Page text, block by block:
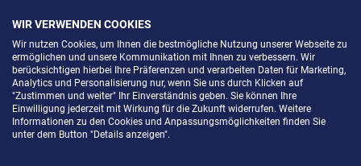
SELF STORAGE IN ODELZHAUSEN
WIR VERWENDEN COOKIES
Wir nutzen Cookies, um Ihnen die bestmögliche Nutzung unserer Webseite zu
ermöglichen und unsere Kommunikation mit Ihnen zu verbessern. Wir
berücksichtigen hierbei Ihre Präferenzen und verarbeiten Daten für Marketing,
Analytics und Personalisierung nur, wenn Sie uns durch Klicken auf
"Zustimmen und weiter" Ihr Einverständnis geben. Sie können Ihre
Einwilligung jederzeit mit Wirkung für die Zukunft widerrufen. Weitere
Informationen zu den Cookies und Anpassungsmöglichkeiten finden Sie
unter dem Button "Details anzeigen".